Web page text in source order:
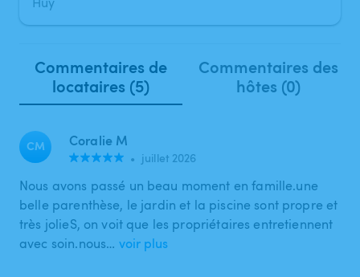
Commentaires de
locataires (5)
Commentaires des
hôtes (0)
CM Coralie M
• juillet 2026
Nous avons passé un beau moment en famille.une
belle parenthèse, le jardin et la piscine sont propre et
très jolieS, on voit que les propriétaires entretiennent
avec soin.nous… voir plus